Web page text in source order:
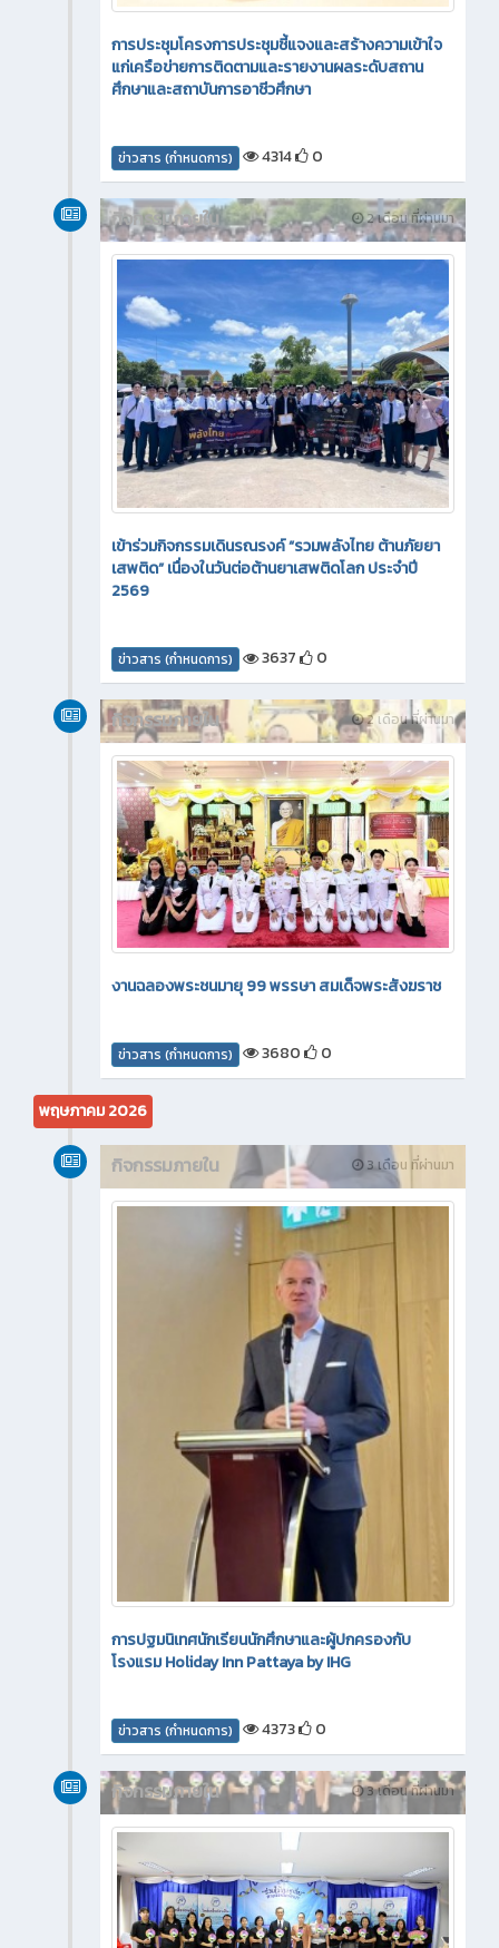
การประชุมโครงการประชุมชี้แจงและสร้างความเข้าใจ
แก่เครือข่ายการติดตามและรายงานผลระดับสถาน
ศึกษาและสถาบันการอาชีวศึกษา
ข่าวสาร (กำหนดการ) 4314 0
2 เดือน ที่ผ่านมา
กิจกรรมภายใน
เข้าร่วมกิจกรรมเดินรณรงค์ “รวมพลังไทย ต้านภัยยา
เสพติด” เนื่องในวันต่อต้านยาเสพติดโลก ประจำปี
2569
ข่าวสาร (กำหนดการ) 3637 0
2 เดือน ที่ผ่านมา
กิจกรรมภายใน
งานฉลองพระชนมายุ 99 พรรษา สมเด็จพระสังฆราช
ข่าวสาร (กำหนดการ) 3680 0
พฤษภาคม 2026
3 เดือน ที่ผ่านมา
กิจกรรมภายใน
การปฐมนิเทศนักเรียนนักศึกษาและผู้ปกครองกับ
โรงแรม Holiday Inn Pattaya by IHG
ข่าวสาร (กำหนดการ) 4373 0
3 เดือน ที่ผ่านมา
กิจกรรมภายใน